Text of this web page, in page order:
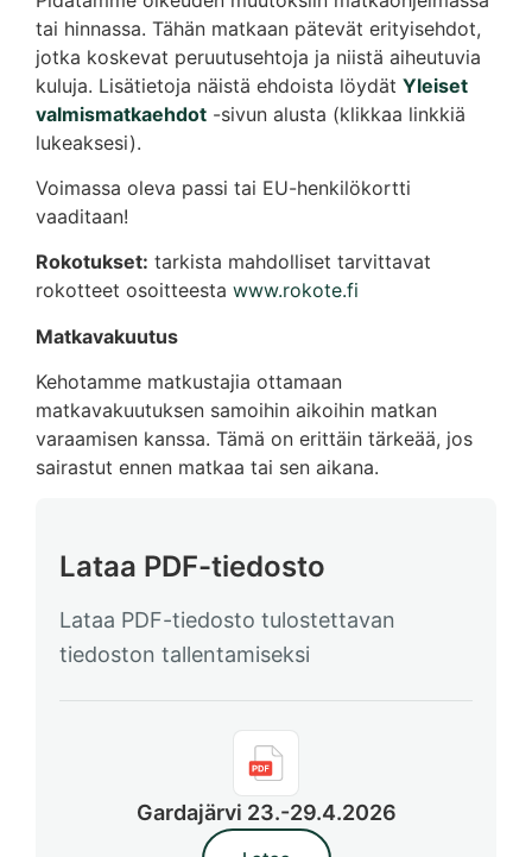
tai hinnassa. Tähän matkaan pätevät erityisehdot,
jotka koskevat peruutusehtoja ja niistä aiheutuvia
kuluja. Lisätietoja näistä ehdoista löydät Yleiset
valmismatkaehdot -sivun alusta (klikkaa linkkiä
lukeaksesi).
Voimassa oleva passi tai EU-henkilökortti
vaaditaan!
Rokotukset: tarkista mahdolliset tarvittavat
rokotteet osoitteesta www.rokote.fi
Matkavakuutus
Kehotamme matkustajia ottamaan
matkavakuutuksen samoihin aikoihin matkan
varaamisen kanssa. Tämä on erittäin tärkeää, jos
sairastut ennen matkaa tai sen aikana.
Lataa PDF-tiedosto
Lataa PDF-tiedosto tulostettavan
tiedoston tallentamiseksi
Gardajärvi 23.-29.4.2026